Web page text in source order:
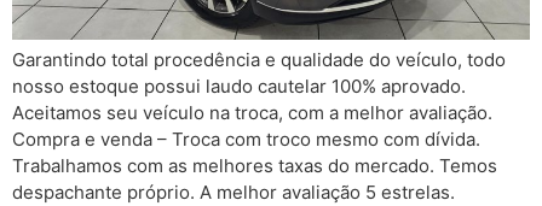
Garantindo total procedência e qualidade do veículo, todo
nosso estoque possui laudo cautelar 100% aprovado.
Aceitamos seu veículo na troca, com a melhor avaliação.
Compra e venda – Troca com troco mesmo com dívida.
Trabalhamos com as melhores taxas do mercado. Temos
despachante próprio. A melhor avaliação 5 estrelas.